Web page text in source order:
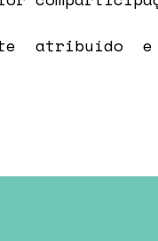
atribuído